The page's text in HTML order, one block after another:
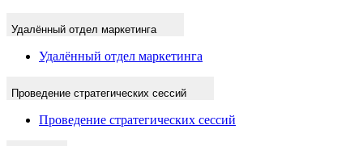
Удалённый отдел маркетинга
Удалённый отдел маркетинга
Проведение стратегических сессий
Проведение стратегических сессий